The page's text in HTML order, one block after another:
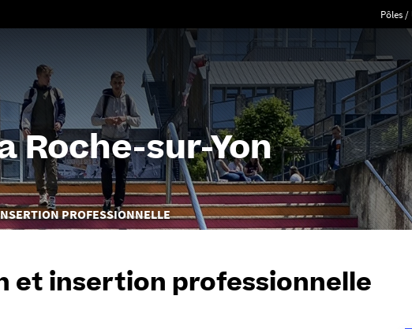
au
contenu
Pôles /
Roche-sur-Yon
PROFESSIONNELLE
et insertion professionnelle